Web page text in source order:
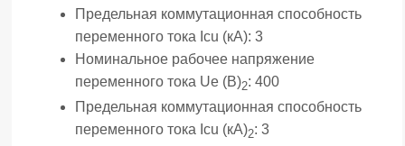
Предельная коммутационная способность
переменного тока Icu (кА): 3
Номинальное рабочее напряжение
переменного тока Ue (В)2: 400
Предельная коммутационная способность
переменного тока Icu (кА)2: 3